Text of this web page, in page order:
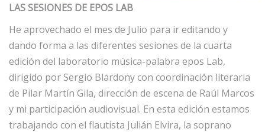
LAS SESIONES DE EPOS LAB
He aprovechado el mes de Julio para ir editando y
dando forma a las diferentes sesiones de la cuarta
edición del laboratorio música-palabra epos Lab,
dirigido por Sergio Blardony con coordinación literaria
de Pilar Martín Gila, dirección de escena de Raúl Marcos
y mi participación audiovisual. En esta edición estamos
trabajando con el flautista Julián Elvira, la soprano